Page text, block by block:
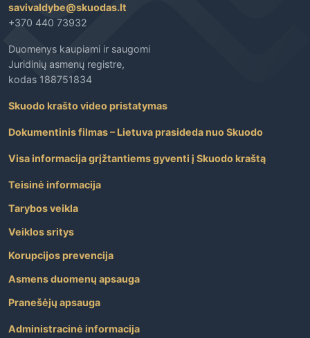
savivaldybe@skuodas.lt
+370 440 73932
Duomenys kaupiami ir saugomi
Juridinių asmenų registre,
kodas 188751834
Skuodo krašto video pristatymas
Dokumentinis filmas – Lietuva prasideda nuo Skuodo
Visa informacija grįžtantiems gyventi į Skuodo kraštą
Teisinė informacija
Tarybos veikla
Veiklos sritys
Korupcijos prevencija
Asmens duomenų apsauga
Pranešėjų apsauga
Administracinė informacija